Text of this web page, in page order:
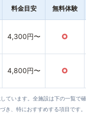
料金目安 無料体験
4,300円〜 ○
4,800円〜 ○
ています。全施設は下の一覧で確
、特におすすめする項目です。